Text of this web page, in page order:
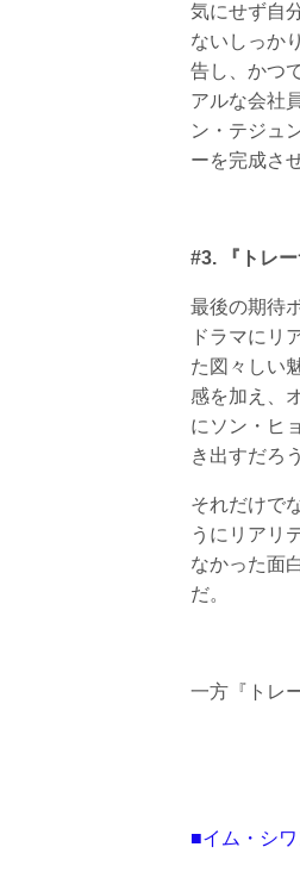
気にせず自
ないしっか
告し、かつ
アルな会社
ン・テジュ
ーを完成さ
#3. 『トレ
最後の期待
ドラマにリ
た図々しい
感を加え、
にソン・ヒ
き出すだろう
それだけで
うにリアリ
なかった面
だ。
一方『トレ
■イム・シ